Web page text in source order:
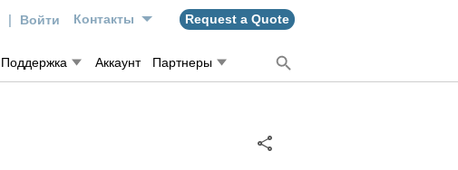
| Войти Контакты Request a Quote
Поддержка Аккаунт Партнеры